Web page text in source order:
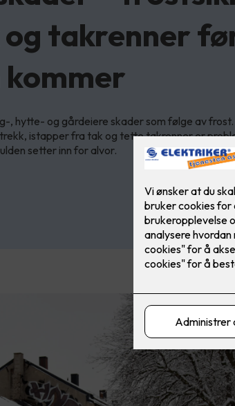
takrenner
, hytte- og gårdeiere skader som følge av frost.
istapper fra tak og tette takrenner er
setter inn for alvor.